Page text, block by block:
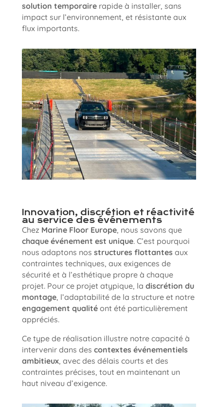
solution temporairerapide à installer, sans
impact sur l’environnement, et résistante aux
flux importants.
Innovation, discrétion et réactivité
au service des événements
Chez Marine Floor Europe, nous savons que
chaque événement est unique. C’est pourquoi
nous adaptons nos structures flottantes aux
contraintes techniques, aux exigences de
sécurité et à l’esthétique propre à chaque
projet. Pour ce projet atypique, la discrétion du
montage, l’adaptabilité de la structure et notre
engagement qualitéont été particulièrement
appréciés.
Ce type de réalisation illustre notre capacité à
intervenir dans des contextes événementiels
ambitieux, avec des délais courts et des
contraintes précises, tout en maintenant un
haut niveau d’exigence.